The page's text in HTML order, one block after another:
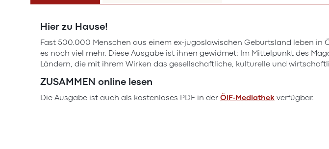
springen
Hier zu Hause!
Fast 500.000 Menschen aus einem ex-jugoslawischen Geburtsland leben
es noch viel mehr. Diese Ausgabe ist ihnen gewidmet: Im Mittelpunkt des
Ländern, die mit ihrem Wirken das gesellschaftliche, kulturelle und
ZUSAMMEN online lesen
Die Ausgabe ist auch als kostenloses PDF in der ÖIF-Mediathek verfügbar.